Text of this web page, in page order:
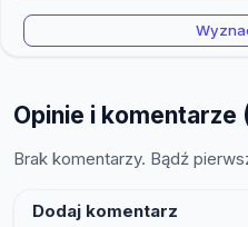
Opinie i komentarze
Brak komentarzy. Bądź
Dodaj komentarz